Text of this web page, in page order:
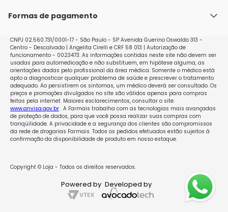
Políticas de Trocas e Devoluções
Formas de pagamento
CNPJ 02.560.731/0001-17 - São Paulo - SP Avenida Guerino Oswaldo 313 -
Centro - Descalvado | Angelita Cirelli e CRF 58 013 | Autorização de
funcionamento - 0023473. As informações contidas neste site não devem ser
usadas para automedicação e não substituem, em hipótese alguma, as
orientações dadas pelo profissional da área médica. Somente o médico está
apto a diagnosticar qualquer problema de saúde e prescrever o tratamento
adequado. Ao persistirem os sintomas, um médico deverá ser consultado. Os
preços e promoções divulgados no site são válidos apenas para compras
feitas pela internet. Maiores esclarecimentos, consultar o site:
www.anvisa.gov.br. A Farmais trabalha com as tecnologias mais avançadas
de proteção de dados, para que você possa realizar suas compras com
tranqüilidade. A privacidade e a segurança dos clientes são compromissos
da rede de drogarias Farmais. Todos os pedidos efetuados estão sujeitos à
confirmação da disponibilidade de produto em nosso estoque.
Copyright © Loja - Todos os direitos reservados.
Powered by Developed by